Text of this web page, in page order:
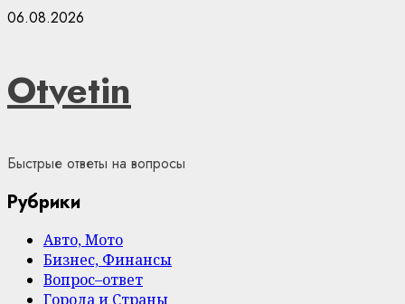
Skip
06.08.2026
Otvetin
Быстрые ответы на вопросы
Рубрики
Авто, Мото
Бизнес, Финансы
Вопрос–ответ
Города и Страны